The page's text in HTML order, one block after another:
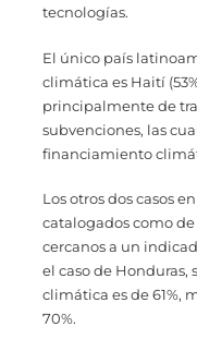
tecnologías.
El único país
climática es Haití
principalmente de
subvenciones, las
financiamiento
Los otros dos casos
catalogados como
cercanos a un
el caso de
climática es de 61%,
70%.